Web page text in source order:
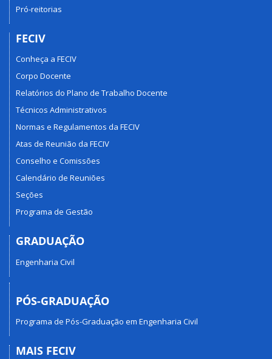
Pró-reitorias
FECIV
Conheça a FECIV
Corpo Docente
Relatórios do Plano de Trabalho Docente
Técnicos Administrativos
Normas e Regulamentos da FECIV
Atas de Reunião da FECIV
Conselho e Comissões
Calendário de Reuniões
Seções
Programa de Gestão
GRADUAÇÃO
Engenharia Civil
PÓS-GRADUAÇÃO
Programa de Pós-Graduação em Engenharia Civil
MAIS FECIV